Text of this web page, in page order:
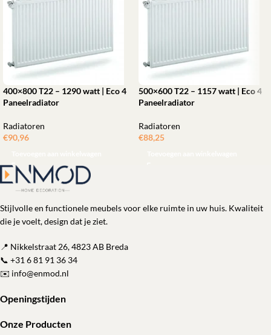
400×800 T22 – 1290 watt | Eco 4
Paneelradiator
Radiatoren
€90,96
500×600 T22 – 1157 watt | Eco 4
Paneelradiator
Radiatoren
€88,25
Stijlvolle en functionele meubels voor elke ruimte in uw huis. Kwaliteit
die je voelt, design dat je ziet.
📍 Nikkelstraat 26, 4823 AB Breda
📞 +31 6 81 91 36 34
✉️ info@enmod.nl
Openingstijden
Onze Producten